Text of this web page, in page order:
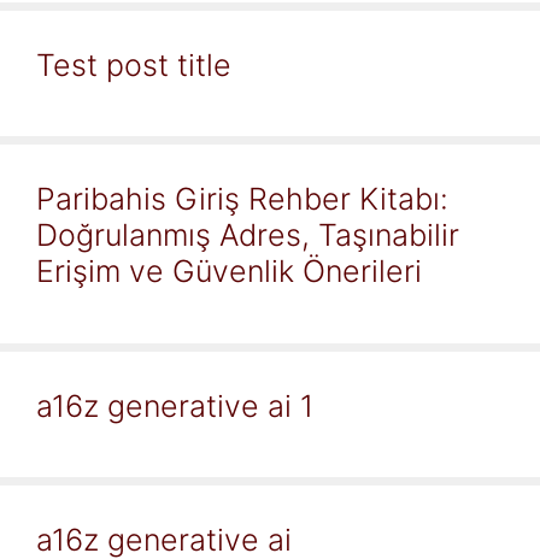
Test post title
Paribahis Giriş Rehber Kitabı:
Doğrulanmış Adres, Taşınabilir
Erişim ve Güvenlik Önerileri
a16z generative ai 1
a16z generative ai